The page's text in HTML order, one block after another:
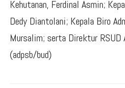
Kehutanan, Ferdinal Asmin;
Dedy Diantolani; Kepala Biro
Mursalim; serta Direktur RSUD
(adpsb/bud)